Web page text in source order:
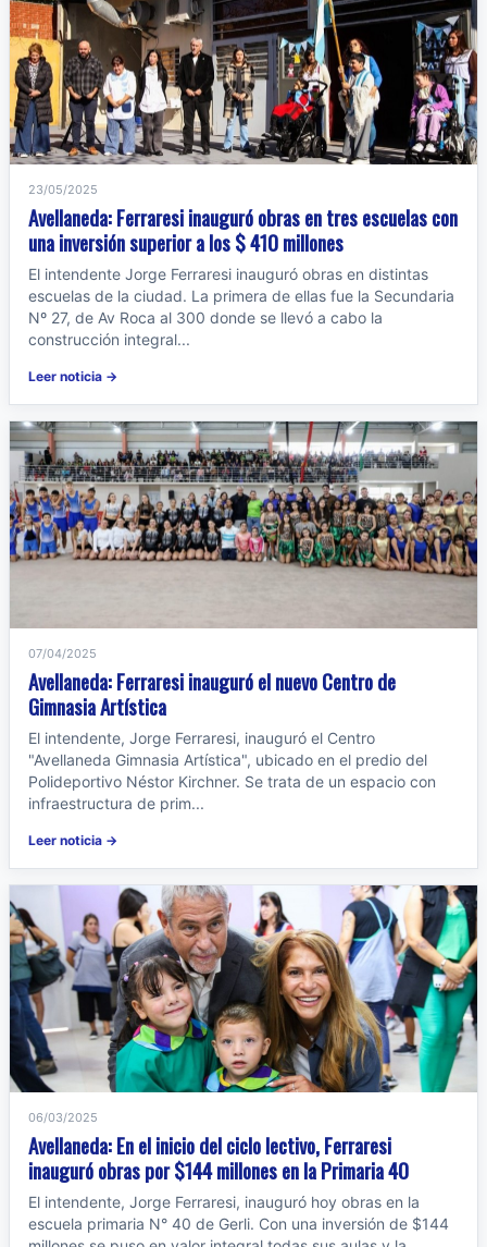
23/05/2025
Avellaneda: Ferraresi inauguró obras en tres escuelas con
una inversión superior a los $ 410 millones
El intendente Jorge Ferraresi inauguró obras en distintas
escuelas de la ciudad. La primera de ellas fue la Secundaria
Nº 27, de Av Roca al 300 donde se llevó a cabo la
construcción integral...
Leer noticia →
07/04/2025
Avellaneda: Ferraresi inauguró el nuevo Centro de
Gimnasia Artística
El intendente, Jorge Ferraresi, inauguró el Centro
"Avellaneda Gimnasia Artística", ubicado en el predio del
Polideportivo Néstor Kirchner. Se trata de un espacio con
infraestructura de prim...
Leer noticia →
06/03/2025
Avellaneda: En el inicio del ciclo lectivo, Ferraresi
inauguró obras por $144 millones en la Primaria 40
El intendente, Jorge Ferraresi, inauguró hoy obras en la
escuela primaria N° 40 de Gerli. Con una inversión de $144